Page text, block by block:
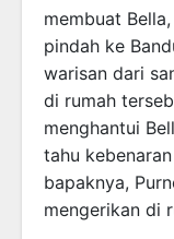
membuat
pindah ke
warisan dari
di rumah
menghantui
tahu
bapaknya,
mengerikan di